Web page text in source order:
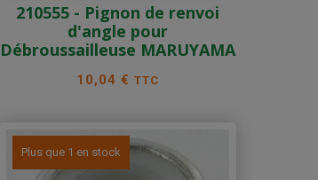
210555 - Pignon de renvoi
d'angle pour
Débroussailleuse MARUYAMA
Prix
10,04 €TTC
Plus que 1 en stock